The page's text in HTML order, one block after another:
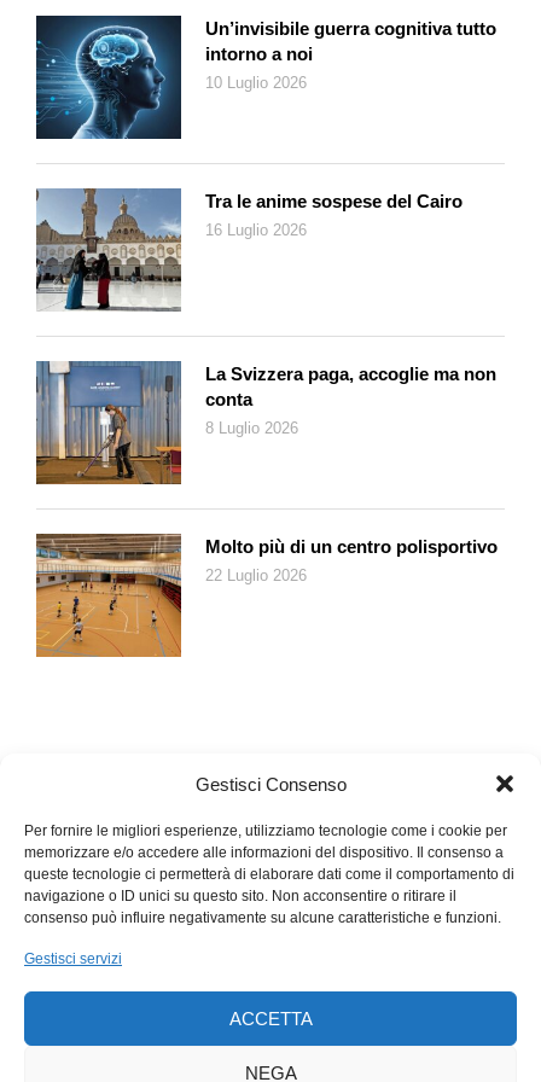
Gestisci Consenso
Per fornire le migliori esperienze, utilizziamo tecnologie come i cookie per
memorizzare e/o accedere alle informazioni del dispositivo. Il consenso a
queste tecnologie ci permetterà di elaborare dati come il comportamento di
navigazione o ID unici su questo sito. Non acconsentire o ritirare il
consenso può influire negativamente su alcune caratteristiche e funzioni.
Gestisci servizi
ACCETTA
NEGA
Un’invisibile guerra cognitiva tutto
intorno a noi
10 Luglio 2026
Tra le anime sospese del Cairo
16 Luglio 2026
La Svizzera paga, accoglie ma non
conta
8 Luglio 2026
Molto più di un centro polisportivo
22 Luglio 2026